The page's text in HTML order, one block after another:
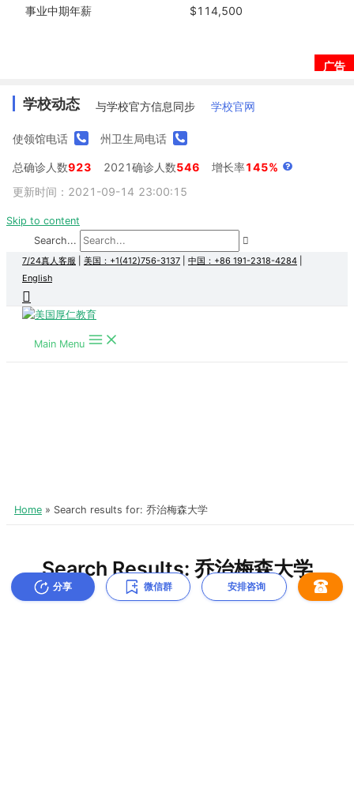
事业中期年薪
$114,500
广告
学校动态 与学校官方信息同步 学校官网
使领馆电话 州卫生局电话
总确诊人数923 2021确诊人数546 增长率145%
更新时间：2021-09-14 23:00:15
分享 微信群 安排咨询